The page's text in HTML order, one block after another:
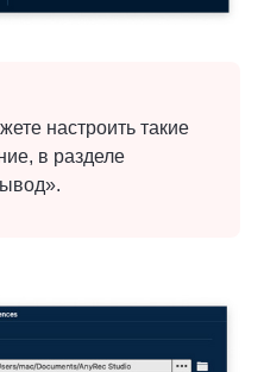
настроить такие
в разделе